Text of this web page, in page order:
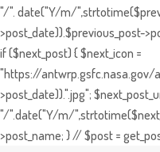
"/". date("Y/m/
>post_date)).$previous_post-
if ($next_post) { $next_icon =
"https://antwrp.gsfc.nasa.gov/
>post_date)).".jpg";
"/".date("Y/m/
>post_name; } // $post =